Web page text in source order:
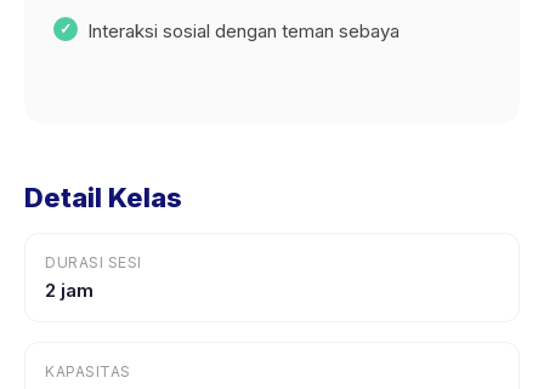
Interaksi sosial dengan teman sebaya
Detail Kelas
DURASI SESI
2 jam
KAPASITAS